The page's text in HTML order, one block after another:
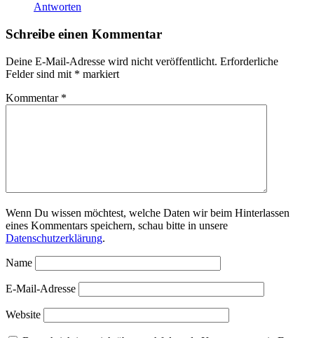
Antworten
Schreibe einen Kommentar
Deine E-Mail-Adresse wird nicht veröffentlicht. Erforderliche
Felder sind mit * markiert
Kommentar *
Wenn Du wissen möchtest, welche Daten wir beim Hinterlassen
eines Kommentars speichern, schau bitte in unsere
Datenschutzerklärung.
Name
E-Mail-Adresse
Website